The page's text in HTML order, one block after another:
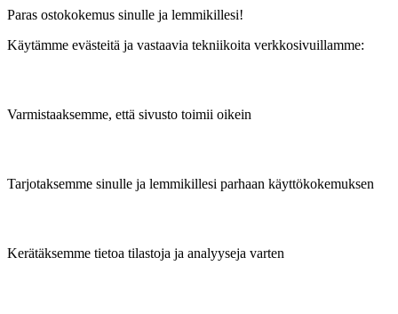
Paras ostokokemus sinulle ja lemmikillesi!
Käytämme evästeitä ja vastaavia tekniikoita verkkosivuillamme:
Varmistaaksemme, että sivusto toimii oikein
Tarjotaksemme sinulle ja lemmikillesi parhaan käyttökokemuksen
Kerätäksemme tietoa tilastoja ja analyyseja varten